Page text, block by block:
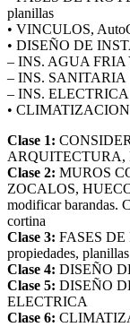
planillas
• VINCULOS,
• DISEÑO DE
– INS. AGUA
– INS. SANITARIA
– INS. ELECTRICA
• CLIMATIZACION
Clase 1:
ARQUITECTURA,
Clase 2: MUROS
ZOCALOS,
modificar barandas.
cortina
Clase 3: FASES DE
propiedades, planillas
Clase 4: DISEÑO
Clase 5: DISEÑO
ELECTRICA
Clase 6: